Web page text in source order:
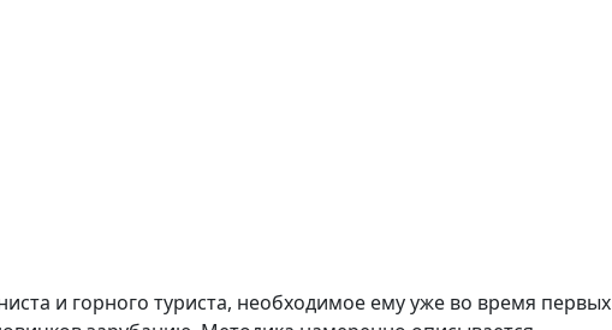
и горного туриста, необходимое ему уже во время первых